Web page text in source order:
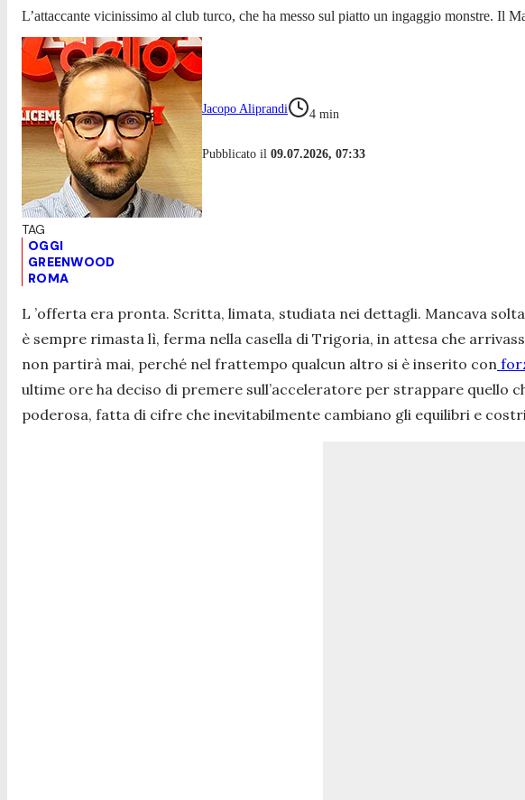
L’attaccante vicinissimo al club turco, che ha messo sul piatto un ingaggio monstre. Il
Jacopo Aliprandi 4 min
Pubblicato il 09.07.2026, 07:33
OGGI
GREENWOOD
ROMA
L ’offerta era pronta. Scritta, limata, studiata nei dettagli. Mancava
è sempre rimasta lì, ferma nella casella di Trigoria, in attesa che
non partirà mai, perché nel frattempo qualcun altro si è inserito con
ultime ore ha deciso di premere sull’acceleratore per strappare quello
poderosa, fatta di cifre che inevitabilmente cambiano gli equilibri e